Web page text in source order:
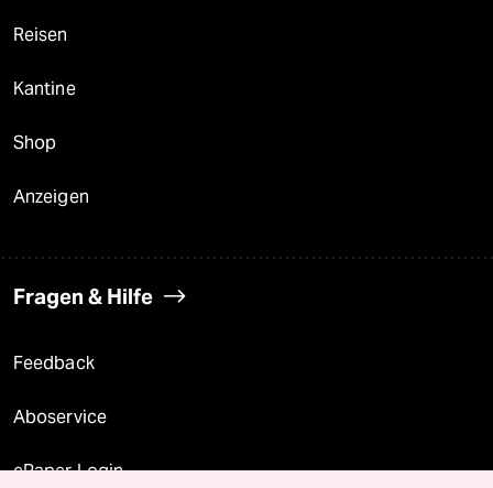
Reisen
Kantine
Shop
Anzeigen
Fragen & Hilfe
Feedback
Aboservice
ePaper Login